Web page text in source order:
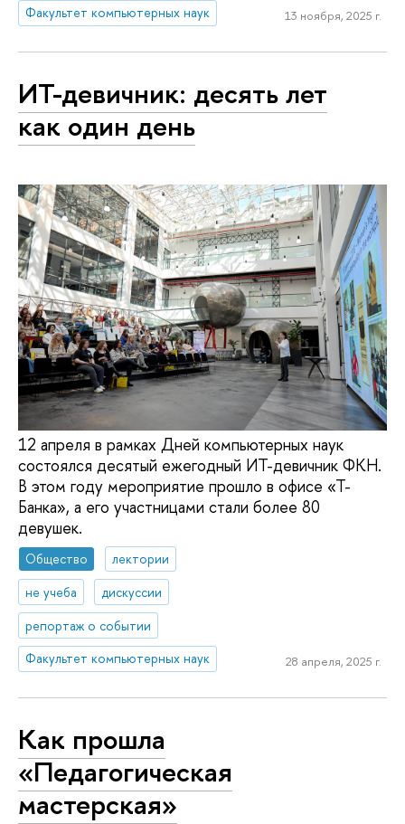
Факультет компьютерных наук 13 ноября, 2025 г.
ИТ-девичник: десять лет
как один день
12 апреля в рамках Дней компьютерных наук
состоялся десятый ежегодный ИТ-девичник ФКН.
В этом году мероприятие прошло в офисе «Т-
Банка», а его участницами стали более 80
девушек.
Общество
лектории
не учеба
дискуссии
репортаж о событии
Факультет компьютерных наук
28 апреля, 2025 г.
Как прошла
«Педагогическая
мастерская»